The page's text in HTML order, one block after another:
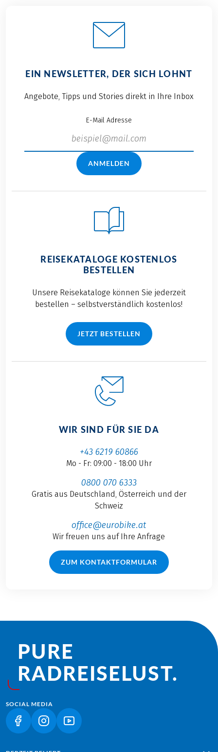
EIN NEWSLETTER, DER SICH LOHNT
Angebote, Tipps und Stories direkt in Ihre Inbox
E-Mail Adresse
ANMELDEN
REISEKATALOGE KOSTENLOS
BESTELLEN
Unsere Reisekataloge können Sie jederzeit
bestellen – selbstverständlich kostenlos!
JETZT BESTELLEN
WIR SIND FÜR SIE DA
+43 6219 60866
Mo - Fr: 09:00 - 18:00 Uhr
0800 070 6333
Gratis aus Deutschland, Österreich und der
Schweiz
office@eurobike.at
Wir freuen uns auf Ihre Anfrage
ZUM KONTAKTFORMULAR
PURE
RADREISE­LUST.
SOCIAL MEDIA
(LINK ÖFFNET IN NEUEM TAB)
(LINK ÖFFNET IN NEUEM TAB)
(LINK ÖFFNET IN NEUEM TAB)